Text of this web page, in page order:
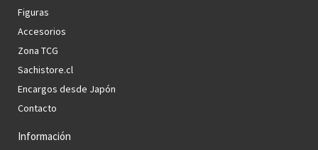
Figuras
Accesorios
Zona TCG
Sachistore.cl
Encargos desde Japón
Contacto
Información